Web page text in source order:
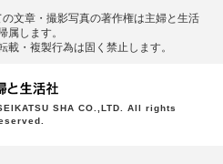
⽂章・撮影写真の著作権は主婦と⽣活
属します。
載・複製⾏為は固く禁⽌します。
SHA CO.,LTD. All rights